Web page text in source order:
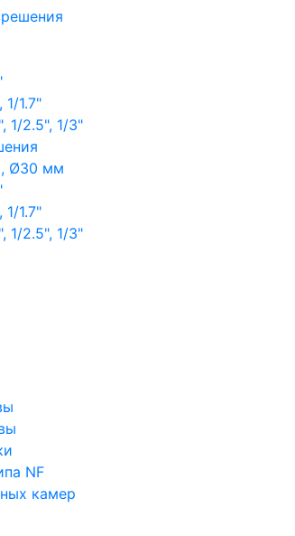
1.7"
1/2.5", 1/3"
Ø30 мм
1.7"
1/2.5", 1/3"
NF
камер